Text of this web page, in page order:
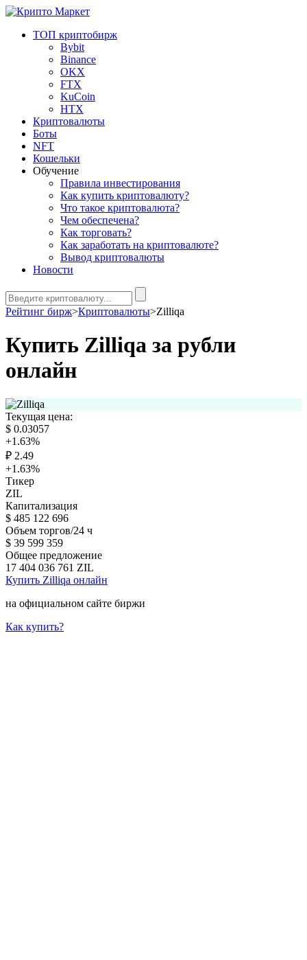
ТОП криптобирж
Bybit
Binance
OKX
FTX
KuCoin
HTX
Криптовалюты
Боты
NFT
Кошельки
Обучение
Правила инвестирования
Как купить криптовалюту?
Что такое криптовалюта?
Чем обеспечена?
Как торговать?
Как заработать на криптовалюте?
Вывод криптовалюты
Новости
Рейтинг бирж>Криптовалюты>Zilliqa
Купить Zilliqa за рубли
онлайн
Текущая цена:
$ 0.03057
+1.63%
₽ 2.49
+1.63%
Тикер
ZIL
Капитализация
$ 485 122 696
Объем торгов/24 ч
$ 39 599 359
Общее предложение
17 404 036 761 ZIL
Купить Zilliqa онлайн
на официальном сайте биржи
Как купить?